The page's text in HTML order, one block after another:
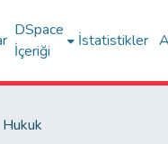
DSpace
İçeriği
İstatistikler
Hukuk